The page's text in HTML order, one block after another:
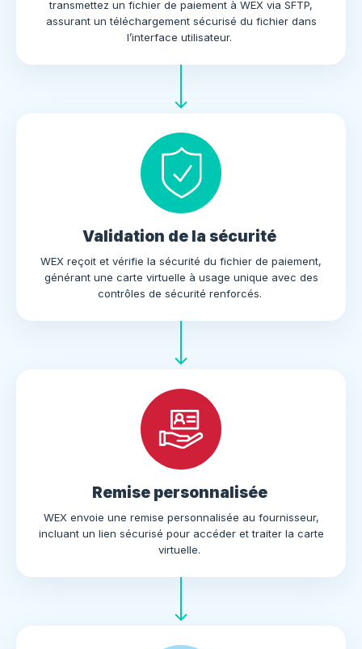
transmettez un fichier de paiement à WEX via SFTP,
assurant un téléchargement sécurisé du fichier dans
l’interface utilisateur.
Validation de la sécurité
WEX reçoit et vérifie la sécurité du fichier de paiement,
générant une carte virtuelle à usage unique avec des
contrôles de sécurité renforcés.
Remise personnalisée
WEX envoie une remise personnalisée au fournisseur,
incluant un lien sécurisé pour accéder et traiter la carte
virtuelle.